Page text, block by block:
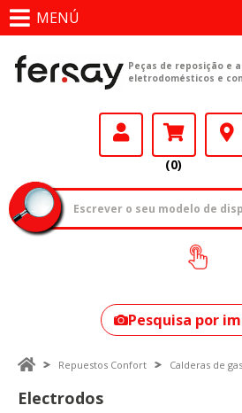
MENÚ
Peças de reposição e
eletrodomésticos e
(0)
Como encontrar
o seu modelo?
Pesquisa por
Repuestos Confort Calderas de
Electrodos